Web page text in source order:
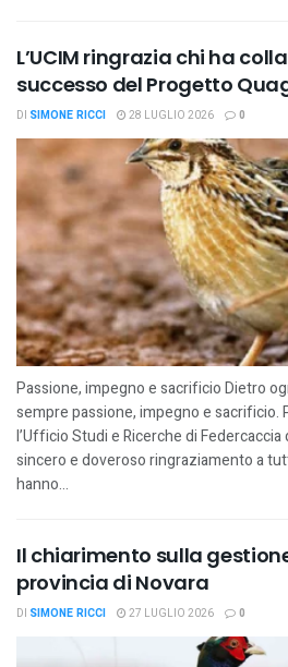
L’UCIM ringrazia chi ha
successo del Progetto
DI SIMONE RICCI 28 LUGLIO 2026 0
Passione, impegno e sacrificio Dietro
sempre passione, impegno e sacrificio.
l’Ufficio Studi e Ricerche di
sincero e doveroso ringraziamento a
hanno...
Il chiarimento sulla
provincia di Novara
DI SIMONE RICCI 27 LUGLIO 2026 0